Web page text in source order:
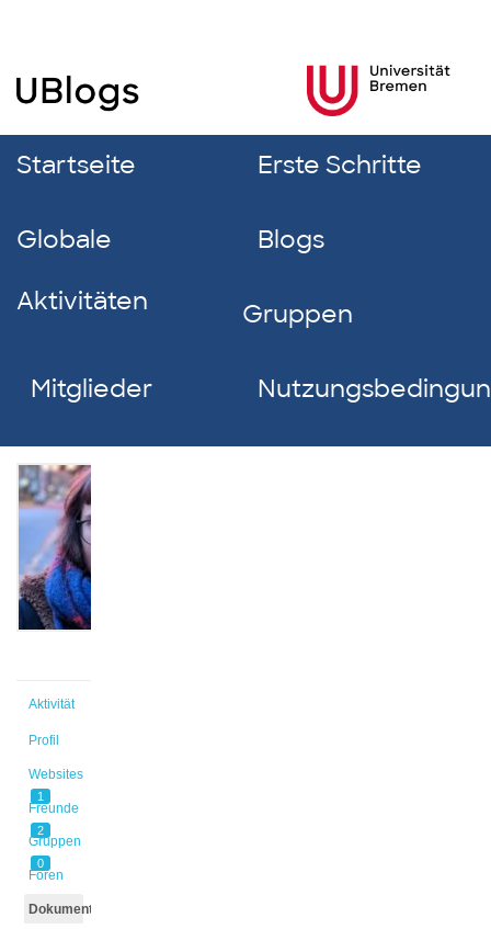
Startseite Erste Schritte
Globale
Aktivitäten
Blogs
Gruppen
Mitglieder
Aktivität
Profil
Websites
1
Freunde
2
Gruppen
0
Foren
Dokumente